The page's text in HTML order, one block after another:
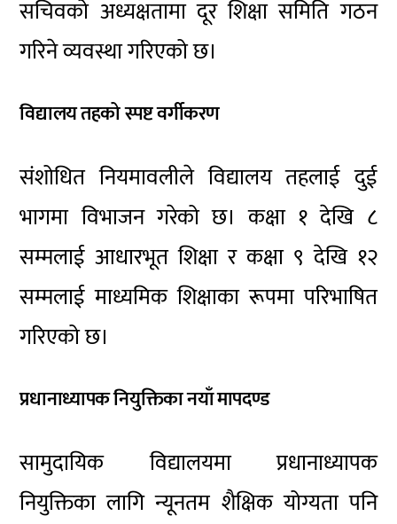
सचिवको अध्यक्षतामा दूर शिक्षा समिति गठन
गरिने व्यवस्था गरिएको छ।
विद्यालय तहको स्पष्ट वर्गीकरण
संशोधित नियमावलीले विद्यालय तहलाई दुई
भागमा विभाजन गरेको छ। कक्षा १ देखि ८
सम्मलाई आधारभूत शिक्षा र कक्षा ९ देखि १२
सम्मलाई माध्यमिक शिक्षाका रूपमा परिभाषित
गरिएको छ।
प्रधानाध्यापक नियुक्तिका नयाँ मापदण्ड
सामुदायिक विद्यालयमा प्रधानाध्यापक
नियुक्तिका लागि न्यूनतम शैक्षिक योग्यता पनि